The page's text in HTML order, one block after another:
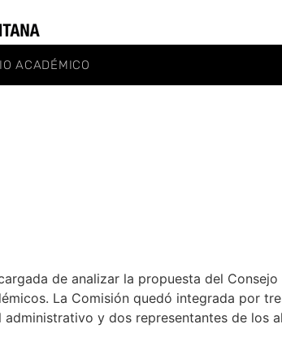
ACADÉMICO
de analizar la propuesta del
La Comisión quedó integrada por
y dos representantes de los